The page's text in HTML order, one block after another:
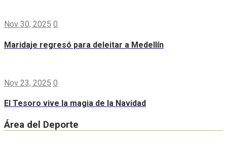
Nov 30, 2025 0
Maridaje regresó para deleitar a Medellín
Nov 23, 2025 0
El Tesoro vive la magia de la Navidad
Área del Deporte